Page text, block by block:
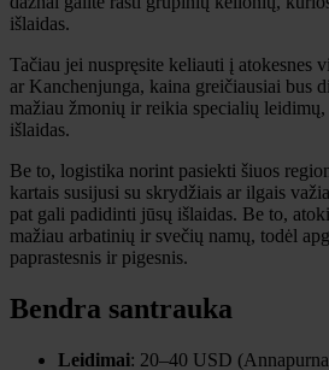
išlaidas.
Tačiau jei nuspręsite keliauti į atokesnes
ar Kanchenjunga, kaina greičiausiai bus
mažiau žmonių ir reikia specialių
išlaidas.
Be to, logistika norint pasiekti šiuos
kartais susijusi su skrydžiais ar ilgais
pat gali padidinti jūsų išlaidas. Be to,
mažiau arbatinių ir svečių namų, todėl
paprastesnis ir pigesnis.
Bendra santrauka
Leidimai: 20–40 USD